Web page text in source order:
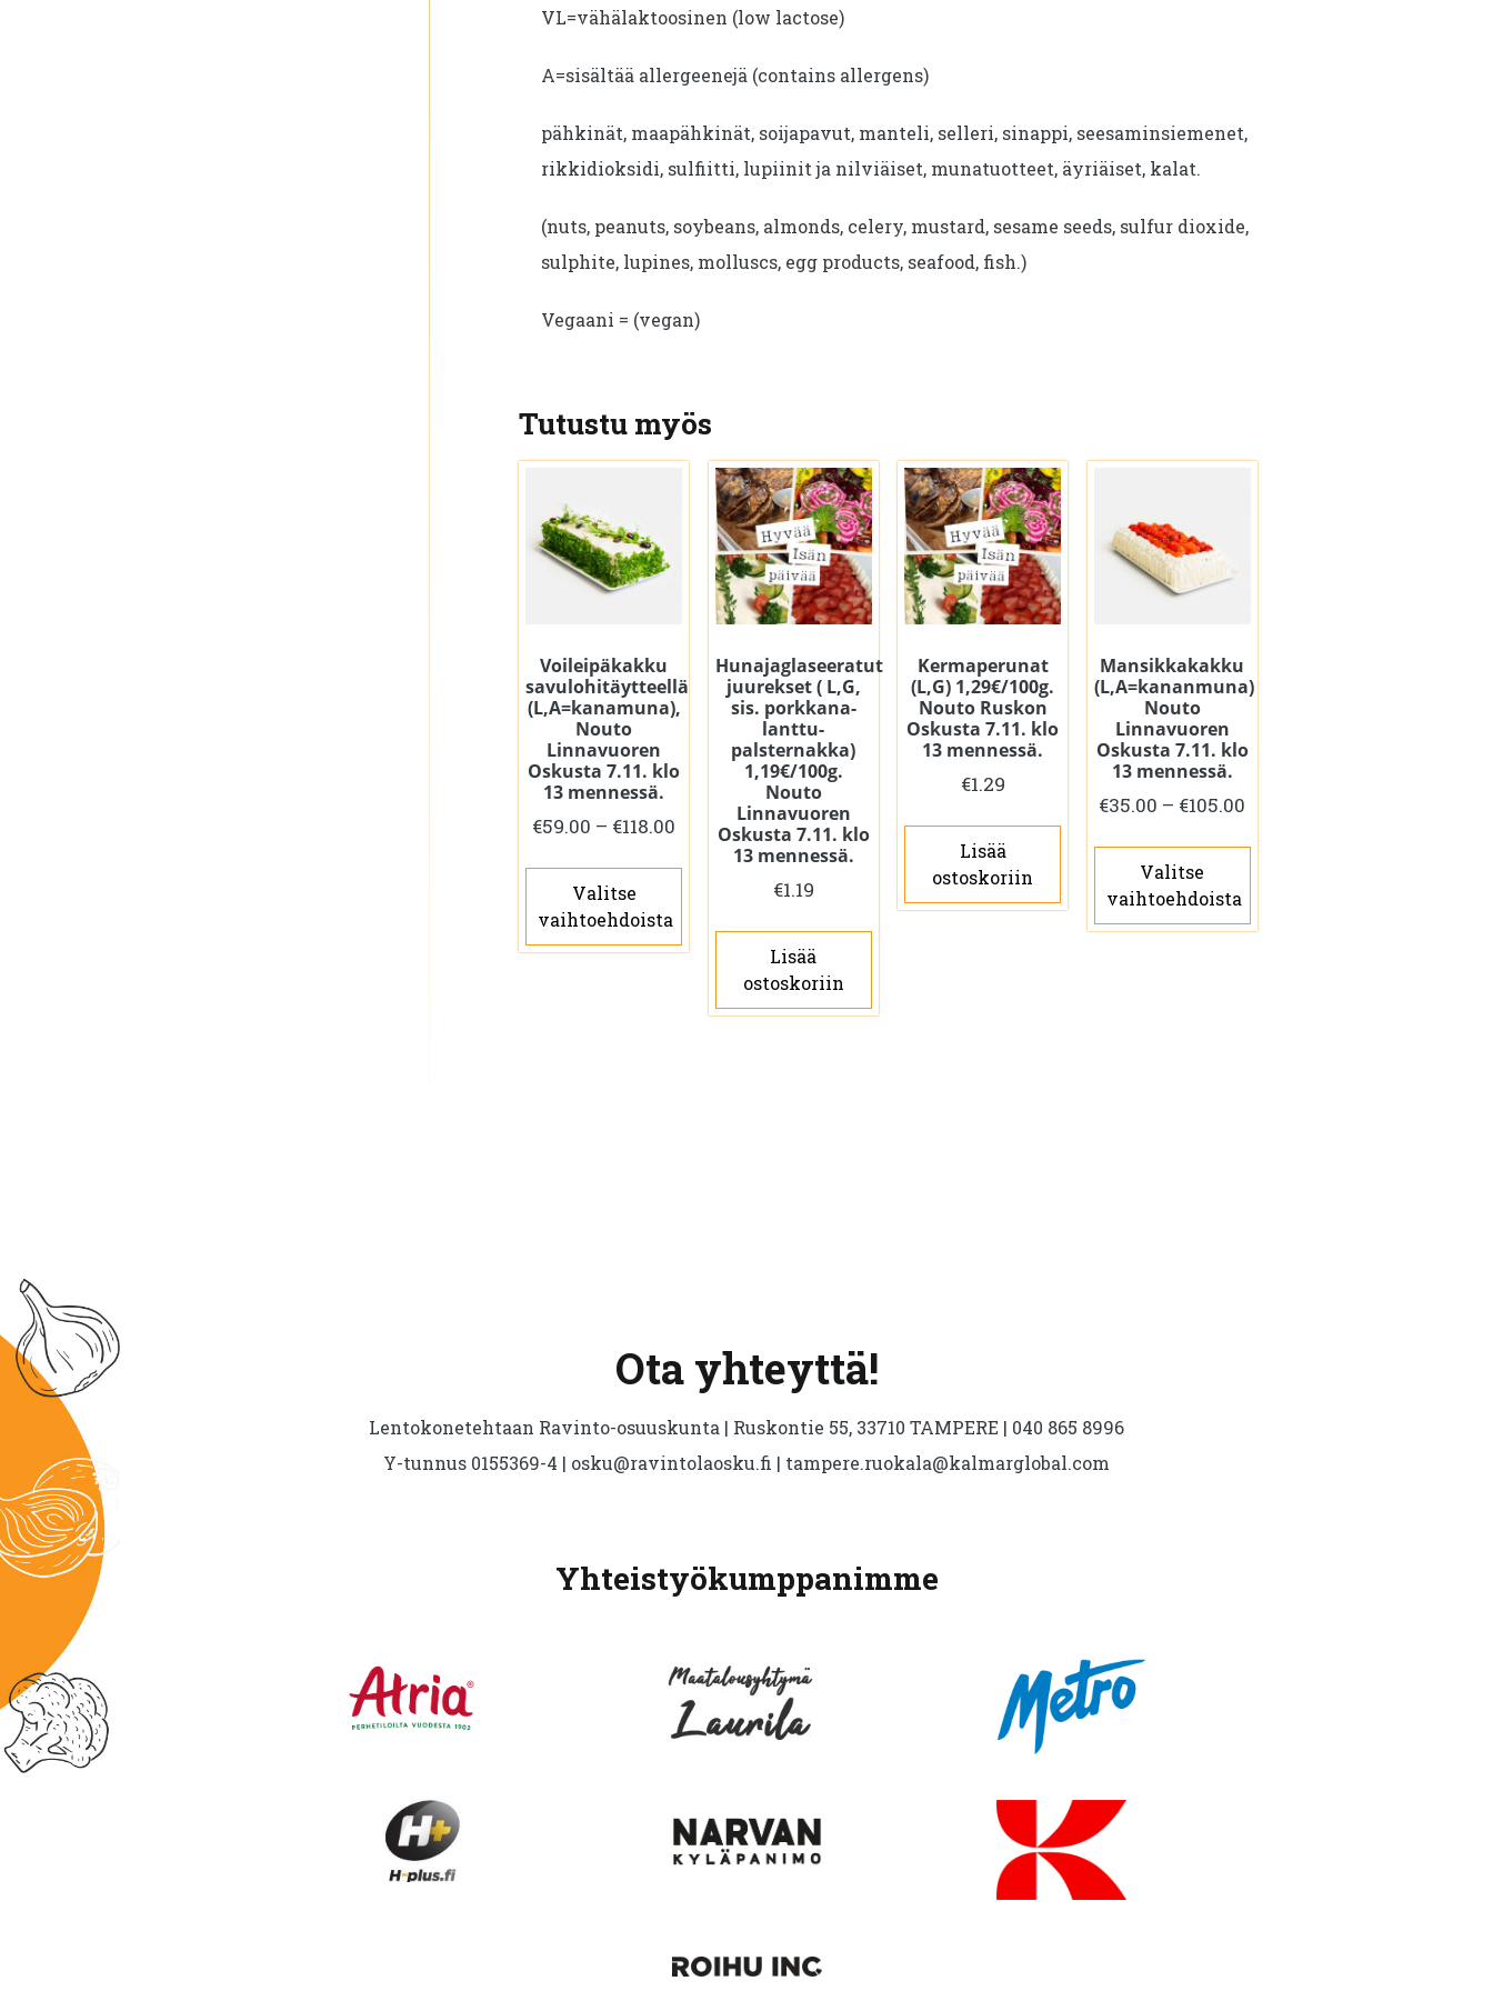
VL=vähälaktoosinen (low lactose)
A=sisältää allergeenejä (contains allergens)
pähkinät, maapähkinät, soijapavut, manteli, selleri, sinappi, seesaminsiemenet,
rikkidioksidi, sulfiitti, lupiinit ja nilviäiset, munatuotteet, äyriäiset, kalat.
(nuts, peanuts, soybeans, almonds, celery, mustard, sesame seeds, sulfur dioxide,
sulphite, lupines, molluscs, egg products, seafood, fish.)
Vegaani = (vegan)
Tutustu myös
Voileipäkakku
savulohitäytteellä
(L,A=kanamuna),
Nouto
Linnavuoren
Oskusta 7.11. klo
13 mennessä.
€59.00 – €118.00 Hintaluokka:
Valitse
vaihtoehdoista
Tällä
tuotteella
useampi
muunnelma.
Hunajaglaseeratut
juurekset ( L,G,
sis. porkkana-
lanttu-
palsternakka)
1,19€/100g.
Nouto
Linnavuoren
Oskusta 7.11. klo
13 mennessä.
€1.19
Lisää
ostoskoriin
Kermaperunat
(L,G) 1,29€/100g.
Nouto Ruskon
Oskusta 7.11. klo
13 mennessä.
€1.29
Lisää
ostoskoriin
Mansikkakakku
(L,A=kananmuna)
Nouto
Linnavuoren
Oskusta 7.11. klo
13 mennessä.
€35.00 – €105.00
Valitse
vaihtoehdoista
Tällä
Ota yhteyttä!
Lentokonetehtaan Ravinto-osuuskunta | Ruskontie 55, 33710 TAMPERE | 040 865 8996
Y-tunnus 0155369-4 | osku@ravintolaosku.fi | tampere.ruokala@kalmarglobal.com
Yhteistyökumppanimme